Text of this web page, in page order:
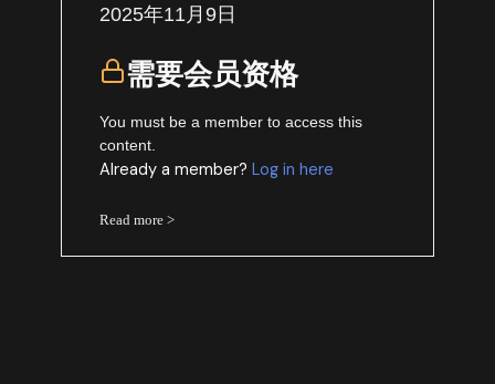
2025年11月9日
需要会员资格
You must be a member to access this
content.
Already a member?Log in here
Read more >